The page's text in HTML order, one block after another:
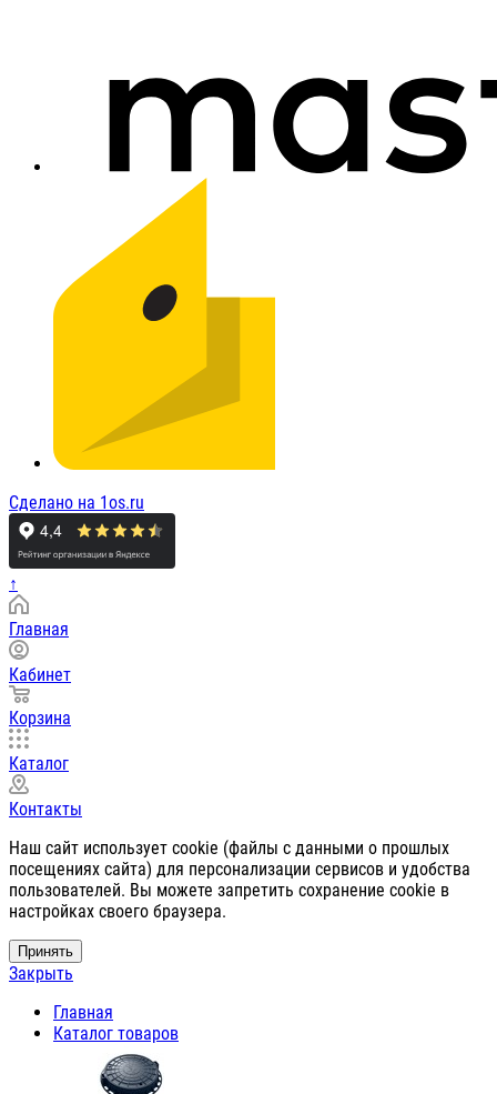
Сделано на 1os.ru
↑
Главная
Кабинет
Корзина
Каталог
Контакты
Наш сайт использует cookie (файлы с данными о прошлых
посещениях сайта) для персонализации сервисов и удобства
пользователей. Вы можете запретить сохранение cookie в
настройках своего браузера.
Принять
Закрыть
Главная
Каталог товаров